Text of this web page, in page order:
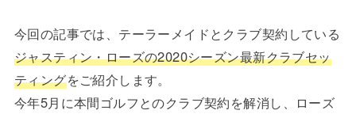
今回の記事では、テーラーメイドとクラブ契約している
ジャスティン・ローズの2020シーズン最新クラブセッ
ティングをご紹介します。
今年5月に本間ゴルフとのクラブ契約を解消し、ローズ